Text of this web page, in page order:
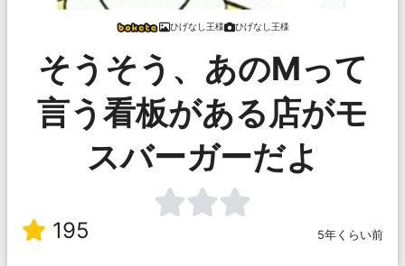
ひげなし王様 ひげなし王様
そうそう、あのMって
言う看板がある店がモ
スバーガーだよ
195 5年くらい前